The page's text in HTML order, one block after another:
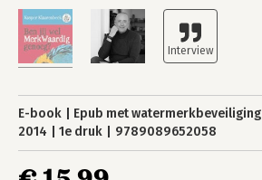
E-book Epub met watermerkbeveiliging
2014
1e druk 9789089652058